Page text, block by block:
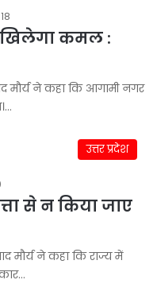
18
कमल :
मौर्य ने कहा कि आगामी नगर
उत्तर प्रदेश
से न किया जाए
मौर्य ने कहा कि राज्य में